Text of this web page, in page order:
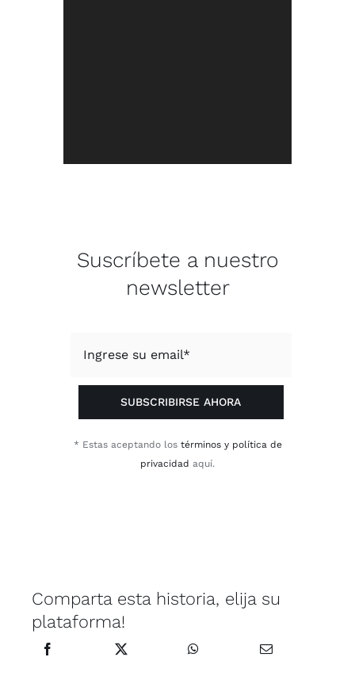
Suscríbete a nuestro
newsletter
SUBSCRIBIRSE AHORA
* Estas aceptando los términos y política de
privacidad aquí.
Comparta esta historia, elija su
plataforma!